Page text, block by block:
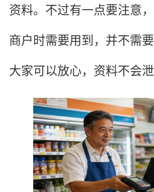
资料。不过有一点要注意
商户时需要用到，并不需
大家可以放心，资料不会泄